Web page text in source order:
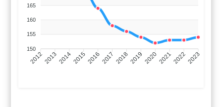
165
160
155
150
201220132014201520162017 20182019 2020202120222023